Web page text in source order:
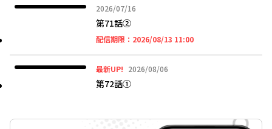
2026/07/16
2026年07月16日
第71話②
配信期限： 2026/08/13 11:002026年08月13日 11時
最新UP! 2026/08/06
2026年08月06日
第72話①